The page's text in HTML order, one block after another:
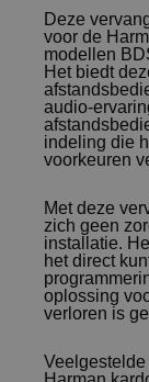
Deze
voor de
modellen
Het biedt
audio-
indeling die
voorkeuren
Met deze
zich geen
installatie.
het direct
oplossing
verloren is